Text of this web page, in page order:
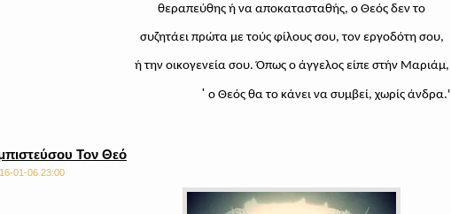
θεραπεύθης ή να αποκατασταθής, ο Θεός δεν το
συζητάει πρώτα με τούς φίλους σου, τον εργοδότη σου,
ή την οικογενεία σου. Όπως ο άγγελος είπε στήν Μαριάμ,
' ο Θεός θα το κάνει να συμβεί, χωρίς άνδρα.'
Τον Θεό
01-06 23:00